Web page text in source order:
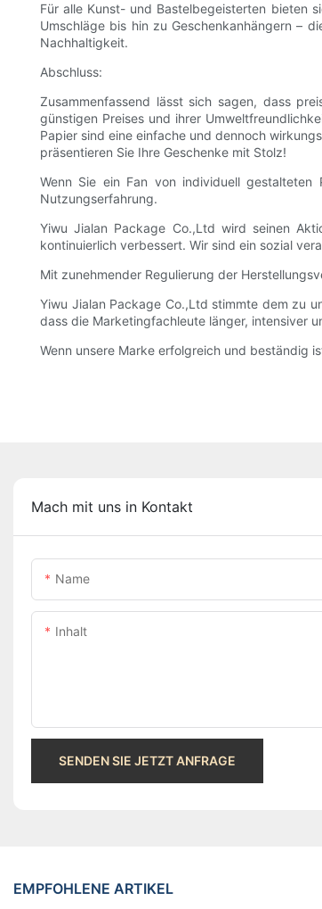
Für alle Kunst- und Bastelbegeisterten bieten
Umschläge bis hin zu Geschenkanhängern –
Nachhaltigkeit.
Abschluss:
Zusammenfassend lässt sich sagen, dass
günstigen Preises und ihrer
Papier sind eine einfache und dennoch
präsentieren Sie Ihre Geschenke mit Stolz!
Wenn Sie ein Fan von individuell
Nutzungserfahrung.
Yiwu Jialan Package Co.,Ltd wird seinen
kontinuierlich verbessert. Wir sind ein sozial
Mit zunehmender Regulierung der
Yiwu Jialan Package Co.,Ltd stimmte dem zu
dass die Marketingfachleute länger, intensiver
Wenn unsere Marke erfolgreich und beständig
Mach mit uns in Kontakt
Name
Inhalt
SENDEN SIE JETZT ANFRAGE
EMPFOHLENE ARTIKEL